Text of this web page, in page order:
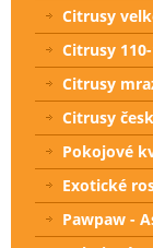
Citrusy
Citrusy
Citrusy
Citrusy
Pokojové
Exotické
Pawpaw -